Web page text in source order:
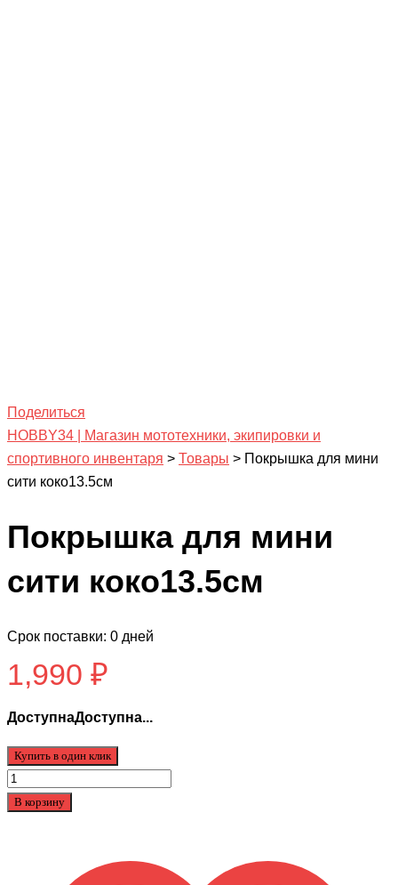
Поделиться
HOBBY34 | Магазин мототехники, экипировки и
спортивного инвентаря > Товары > Покрышка для мини
сити коко13.5см
Покрышка для мини
сити коко13.5см
Срок поставки: 0 дней
1,990 ₽
ДоступнаДоступна...
Купить в один клик
Количество
товара
В корзину